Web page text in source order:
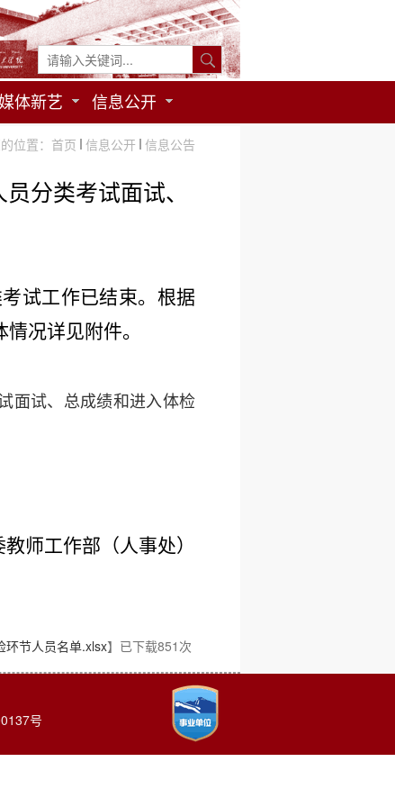
媒体新艺 信息公开
位置： 首页 信息公开 信息公告
分类考试面试、
试工作已结束。根据
况详见附件。
面试、总成绩和进入体检
师工作部（人事处）
环节人员名单.xlsx】已下载851次
号